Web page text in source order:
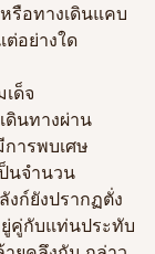
รือทางเดินแคบ
อย่างใด
ด็จ
ดินทางผ่าน
ารพบเศษ
นจำนวน
งก์ยังปรากฏตั่ง
ยู่คู่กับแท่นประทับ